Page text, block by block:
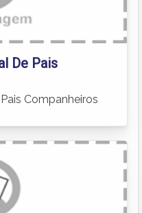
De Pais
Companheiros